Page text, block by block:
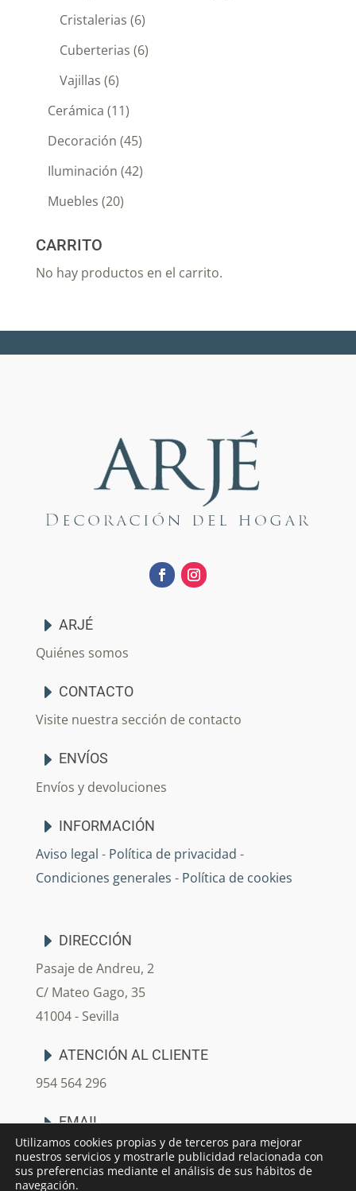
Cristalerias (6)
Cuberterias (6)
Vajillas (6)
Cerámica (11)
Decoración (45)
Iluminación (42)
Muebles (20)
CARRITO
No hay productos en el carrito.
ARJÉ
Quiénes somos
CONTACTO
Visite nuestra sección de contacto
ENVÍOS
Envíos y devoluciones
INFORMACIÓN
Aviso legal - Política de privacidad -
Condiciones generales - Política de cookies
DIRECCIÓN
Pasaje de Andreu, 2
C/ Mateo Gago, 35
41004 - Sevilla
ATENCIÓN AL CLIENTE
954 564 296
EMAIL
info@arjedecoracion.com
Utilizamos cookies propias y de terceros para mejorar
nuestros servicios y mostrarle publicidad relacionada con
sus preferencias mediante el análisis de sus hábitos de
navegación.